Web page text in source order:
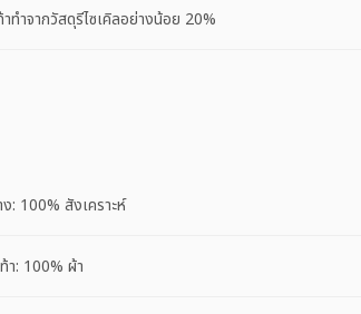
ทำจากวัสดุรีไซเคิลอย่างน้อย 20%
: 100% สังเคราะห์
า: 100% ผ้า